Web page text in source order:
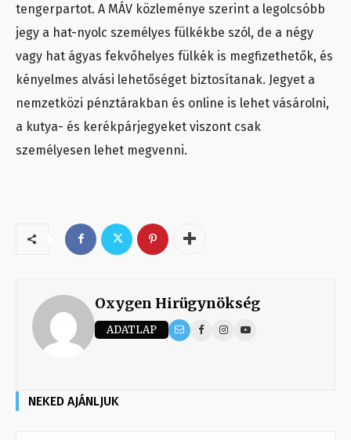
tengerpartot. A MÁV közleménye szerint a legolcsóbb
jegy a hat-nyolc személyes fülkékbe szól, de a négy
vagy hat ágyas fekvőhelyes fülkék is megfizethetők, és
kényelmes alvási lehetőséget biztosítanak. Jegyet a
nemzetközi pénztárakban és online is lehet vásárolni,
a kutya- és kerékpárjegyeket viszont csak
személyesen lehet megvenni.
Oxygen Hirügynökség
ADATLAP
NEKED AJÁNLJUK